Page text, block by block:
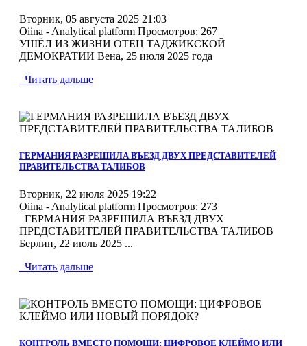
Вторник, 05 августа 2025 21:03
Oiina - Analytical platform Просмотров: 267
УШЁЛ ИЗ ЖИЗНИ ОТЕЦ ТАДЖИКСКОЙ
ДЕМОКРАТИИ Вена, 25 июля 2025 года
Читать дальше
ГЕРМАНИЯ РАЗРЕШИЛА ВЪЕЗД ДВУХ ПРЕДСТАВИТЕЛЕЙ
ПРАВИТЕЛЬСТВА ТАЛИБОВ
Вторник, 22 июля 2025 19:22
Oiina - Analytical platform Просмотров: 273
ГЕРМАНИЯ РАЗРЕШИЛА ВЪЕЗД ДВУХ
ПРЕДСТАВИТЕЛЕЙ ПРАВИТЕЛЬСТВА ТАЛИБОВ
Берлин, 22 июль 2025 ...
Читать дальше
КОНТРОЛЬ ВМЕСТО ПОМОЩИ: ЦИФРОВОЕ КЛЕЙМО ИЛИ